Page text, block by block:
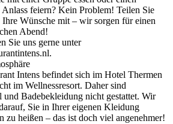
Anlass feiern? Kein Problem! Teilen Sie
Ihre Wünsche mit – wir sorgen für einen
Abend!
Sie uns gerne unter
Intens befindet sich im Hotel Thermen
im Wellnessresort. Daher sind
und Badebekleidung nicht gestattet. Wir
Sie in Ihrer eigenen Kleidung
zu heißen – das ist doch viel angenehmer!